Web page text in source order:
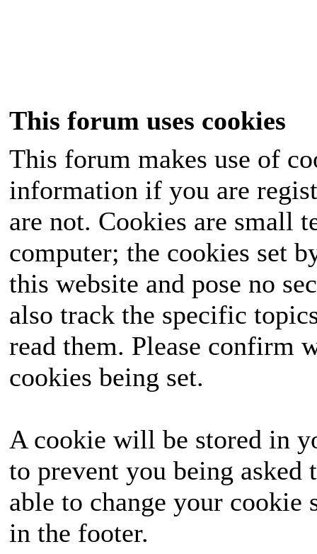
This forum uses cookies
This forum makes use of
information if you are
are not. Cookies are small
computer; the cookies set
this website and pose no
also track the specific
read them. Please confirm
cookies being set.
A cookie will be stored in
to prevent you being
able to change your
in the footer.